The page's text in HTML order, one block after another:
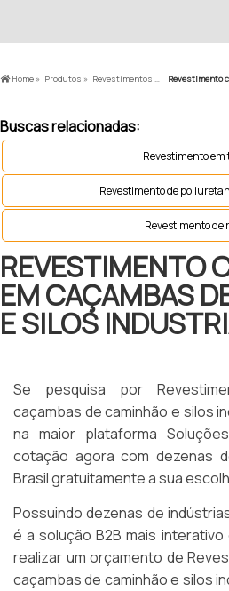
Home » Produtos » Revestimentos PU »
Buscas relacionadas:
Revestimento em
Revestimento de
Revestimento de
REVESTIMENTO
EM CAÇAMBAS
E SILOS
Se pesquisa por
caçambas de caminhão e silos
na maior plataforma
cotação agora com dezenas
Brasil gratuitamente a sua
Possuindo dezenas de
é a solução B2B mais interativo
realizar um orçamento de
caçambas de caminhão e silos